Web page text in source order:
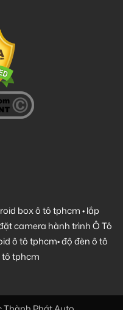
box ô tô tphcm•lắp
camera hành trình Ô Tô
ô tô tphcm•độ đèn ô tô
tô tphcm